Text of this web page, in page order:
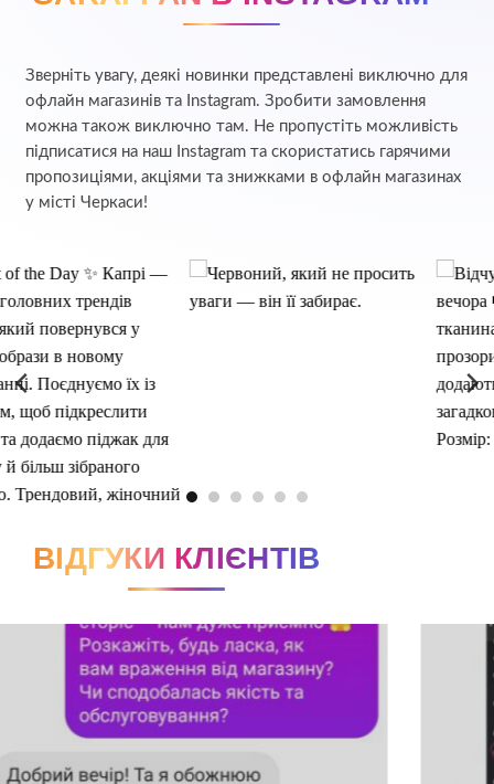
Зверніть увагу, деякі новинки представлені виключно для
офлайн магазинів та Instagram. Зробити замовлення
можна також виключно там. Не пропустіть можливість
підписатися на наш Instagram та скористатись гарячими
пропозиціями, акціями та знижками в офлайн магазинах
у місті Черкаси!
ВІДГУКИ КЛІЄНТІВ